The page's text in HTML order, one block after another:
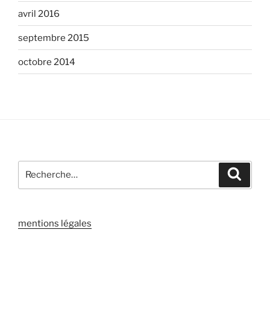
avril 2016
septembre 2015
octobre 2014
pour
mentions légales